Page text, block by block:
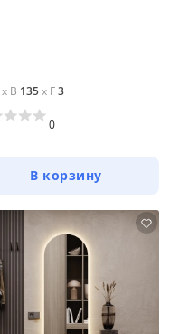
x В 135x Г3
0
В корзину